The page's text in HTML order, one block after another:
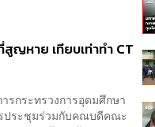
ญหาย เทียบเท่าทำ CT
รกระทรวงการอุดมศึกษา
ประชุมร่วมกับคณบดีคณะ